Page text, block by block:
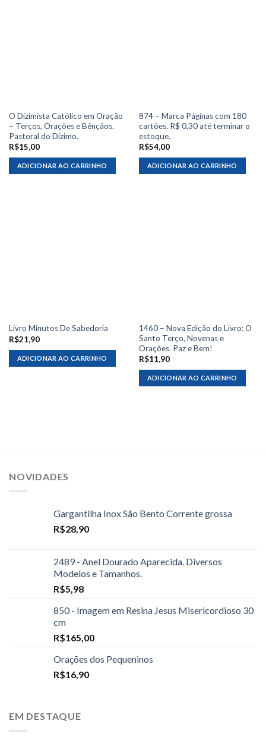
O Dizimista Católico em Oração
– Terços, Orações e Bênçãos.
Pastoral do Dízimo.
R$15,00
ADICIONAR AO CARRINHO
874 – Marca Páginas com 180
cartões. R$ 0,30 até terminar o
estoque.
R$54,00
ADICIONAR AO CARRINHO
Livro Minutos De Sabedoria
R$21,90
ADICIONAR AO CARRINHO
1460 – Nova Edição do Livro: O
Santo Terço, Novenas e
Orações. Paz e Bem!
R$11,90
ADICIONAR AO CARRINHO
NOVIDADES
Gargantilha Inox São Bento Corrente grossa
R$28,90
2489 - Anel Dourado Aparecida. Diversos
Modelos e Tamanhos.
R$5,98
850 - Imagem em Resina Jesus Misericordioso 30
cm
R$165,00
Orações dos Pequeninos
R$16,90
EM DESTAQUE